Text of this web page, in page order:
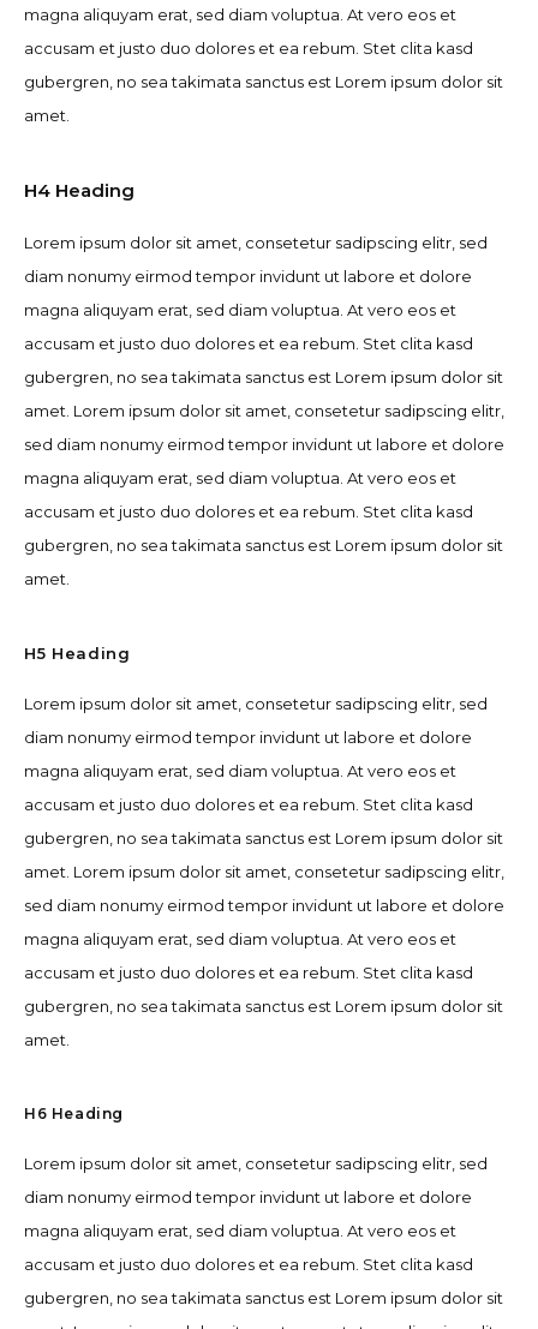
magna aliquyam erat, sed diam voluptua. At vero eos et
accusam et justo duo dolores et ea rebum. Stet clita kasd
gubergren, no sea takimata sanctus est Lorem ipsum dolor sit
amet.
H4 Heading
Lorem ipsum dolor sit amet, consetetur sadipscing elitr, sed
diam nonumy eirmod tempor invidunt ut labore et dolore
magna aliquyam erat, sed diam voluptua. At vero eos et
accusam et justo duo dolores et ea rebum. Stet clita kasd
gubergren, no sea takimata sanctus est Lorem ipsum dolor sit
amet. Lorem ipsum dolor sit amet, consetetur sadipscing elitr,
sed diam nonumy eirmod tempor invidunt ut labore et dolore
magna aliquyam erat, sed diam voluptua. At vero eos et
accusam et justo duo dolores et ea rebum. Stet clita kasd
gubergren, no sea takimata sanctus est Lorem ipsum dolor sit
amet.
H5 Heading
Lorem ipsum dolor sit amet, consetetur sadipscing elitr, sed
diam nonumy eirmod tempor invidunt ut labore et dolore
magna aliquyam erat, sed diam voluptua. At vero eos et
accusam et justo duo dolores et ea rebum. Stet clita kasd
gubergren, no sea takimata sanctus est Lorem ipsum dolor sit
amet. Lorem ipsum dolor sit amet, consetetur sadipscing elitr,
sed diam nonumy eirmod tempor invidunt ut labore et dolore
magna aliquyam erat, sed diam voluptua. At vero eos et
accusam et justo duo dolores et ea rebum. Stet clita kasd
gubergren, no sea takimata sanctus est Lorem ipsum dolor sit
amet.
H6 Heading
Lorem ipsum dolor sit amet, consetetur sadipscing elitr, sed
diam nonumy eirmod tempor invidunt ut labore et dolore
magna aliquyam erat, sed diam voluptua. At vero eos et
accusam et justo duo dolores et ea rebum. Stet clita kasd
gubergren, no sea takimata sanctus est Lorem ipsum dolor sit